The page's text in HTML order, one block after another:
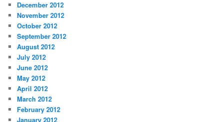
December 2012
November 2012
October 2012
September 2012
August 2012
July 2012
June 2012
May 2012
April 2012
March 2012
February 2012
January 2012